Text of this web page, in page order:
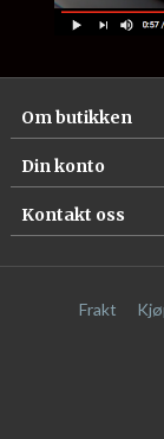
Om butikken
Din konto
Kontakt oss
Frakt